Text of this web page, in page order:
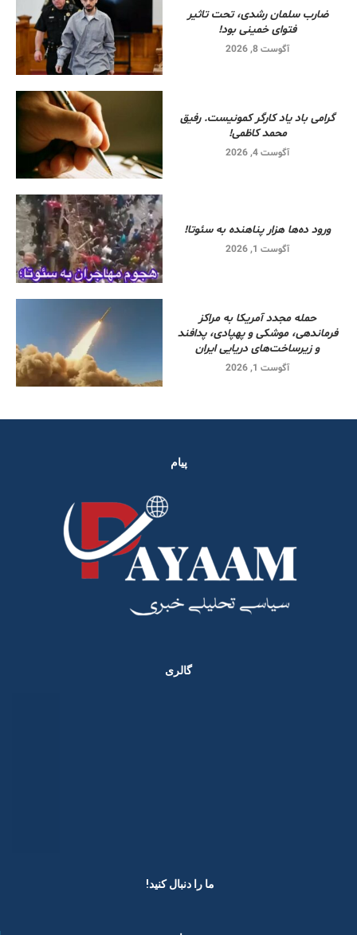
ضارب سلمان رشدی، تحت تاثیر
فتوای خمینی بود!
آگوست 8, 2026
گرامی باد یاد کارگر کمونیست. رفیق
محمد کاظمی!
آگوست 4, 2026
ورود ده‌ها هزار پناهنده به سئوتا!
آگوست 1, 2026
حمله مجدد آمریکا به مراکز
فرماندهی، موشکی و پهپادی، پدافند
و زیرساخت‌های دریایی ایران
آگوست 1, 2026
پیام
گالری
ما را دنبال کنید! ​